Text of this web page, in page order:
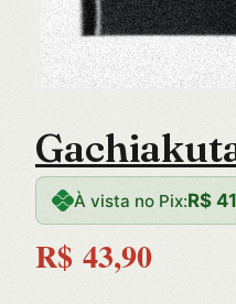
À vista no Pix:R$
R$ 43,90